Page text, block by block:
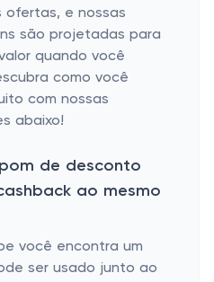
ofertas, e nossas
são projetadas para
quando você
como você
com nossas
abaixo!
de desconto
ao mesmo
você encontra um
ser usado junto ao